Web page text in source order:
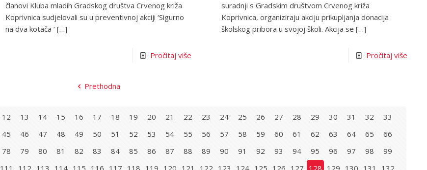
članovi Kluba mladih Gradskog društva Crvenog križa
Koprivnica sudjelovali su u preventivnoj akciji ‘Sigurno
na dva kotača ‘ […]
Pročitaj više
suradnji s Gradskim društvom Crvenog križa
Koprivnica, organiziraju akciju prikupljanja donacija
školskog pribora u svojoj školi. Akcija se […]
Pročitaj više
Prethodna
12 13 14 15 16 17 18 19 20 21 22 23 24 25 26 27 28 29 30 31 32
33
45 46 47 48 49 50 51 52 53 54 55 56 57 58 59 60 61 62 63 64 65
66
78 79 80 81 82 83 84 85 86 87 88 89 90 91 92 93 94 95 96 97 98
99